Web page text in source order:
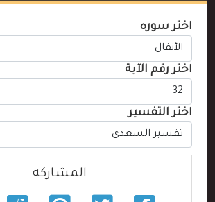
اختر سوره
اختر رقم الآية
اختر التفسير
المشاركه